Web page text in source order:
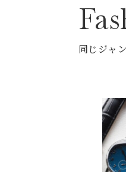
同じジャ